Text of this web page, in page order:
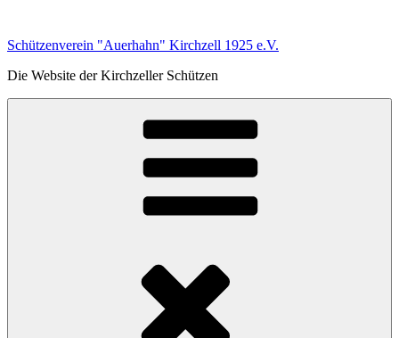
springen
Schützenverein "Auerhahn" Kirchzell 1925 e.V.
Die Website der Kirchzeller Schützen